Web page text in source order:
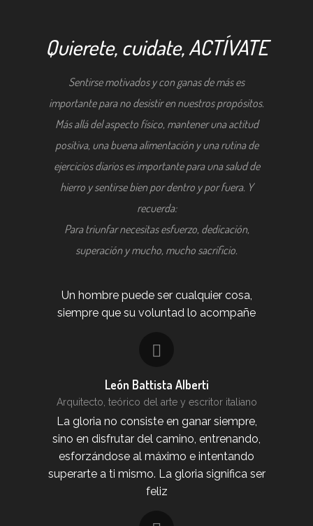
Quierete, cuidate, ACTÍVATE
Sentirse motivados y con ganas de más es
importante para no desistir en nuestros propósitos.
Más allá del aspecto físico, mantener una actitud
positiva, una buena alimentación y una rutina de
ejercicios diarios es importante para una salud de
hierro y sentirse bien por dentro y por fuera. Y
recuerda:
Para triunfar necesitas esfuerzo, dedicación,
superación y mucho, mucho sacrificio.
Un hombre puede ser cualquier cosa,
siempre que su voluntad lo acompañe
León Battista Alberti
Arquitecto, teórico del arte y escritor italiano
La gloria no consiste en ganar siempre,
sino en disfrutar del camino, entrenando,
esforzándose al máximo e intentando
superarte a ti mismo. La gloria significa ser
feliz